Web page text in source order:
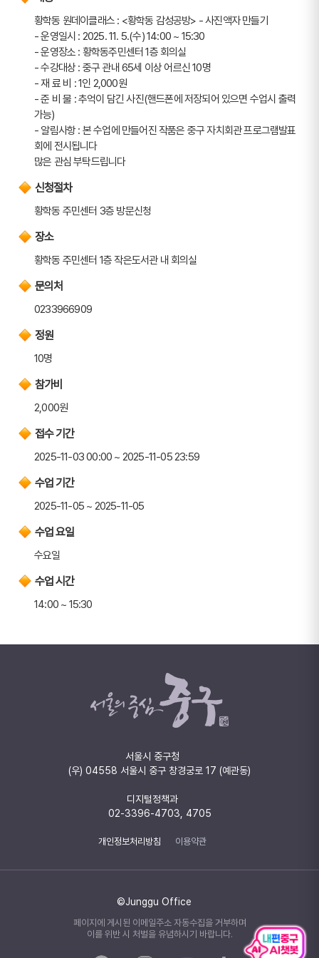
황학동 원데이클래스 : <황학동 감성공방> - 사진액자 만들기
- 운영일시 : 2025. 11. 5.(수) 14:00 ~ 15:30
- 운영장소 : 황학동주민센터 1층 회의실
- 수강대상 : 중구 관내 65세 이상 어르신 10명
- 재 료 비 : 1인 2,000원
- 준 비 물 : 추억이 담긴 사진(핸드폰에 저장되어 있으면 수업시 출력
가능)
- 알림사항 : 본 수업에 만들어진 작품은 중구 자치회관 프로그램발표
회에 전시됩니다
많은 관심 부탁드립니다
신청절차
황학동 주민센터 3층 방문신청
장소
황학동 주민센터 1층 작은도서관 내 회의실
문의처
0233966909
정원
10명
참가비
2,000원
접수 기간
2025-11-03 00:00 ~ 2025-11-05 23:59
수업 기간
2025-11-05 ~ 2025-11-05
수업 요일
수요일
수업 시간
14:00 ~ 15:30
서울시 중구청
(우) 04558 서울시 중구 창경궁로 17 (예관동)
디지털정책과
02-3396-4703, 4705
개인정보처리방침 이용약관
©Junggu Office
페이지에 게시된 이메일주소 자동수집을 거부하며
이를 위반 시 처벌을 유념하시기 바랍니다.